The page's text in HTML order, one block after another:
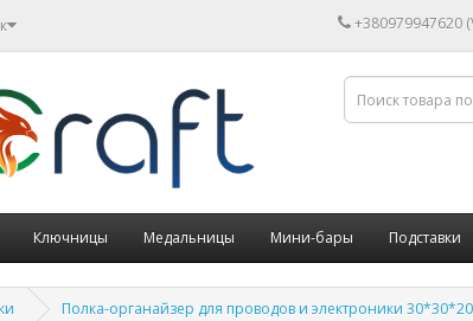
+380979947620
Ключницы Медальницы Мини-бары Подставки
Полка-органайзер для проводов и электроники